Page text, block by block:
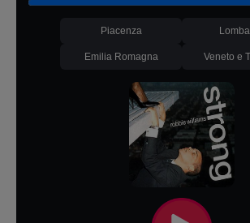
Piacenza
Emilia Romagna Veneto e